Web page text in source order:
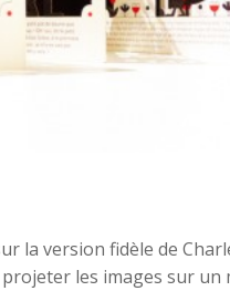
la version fidèle de
les images sur